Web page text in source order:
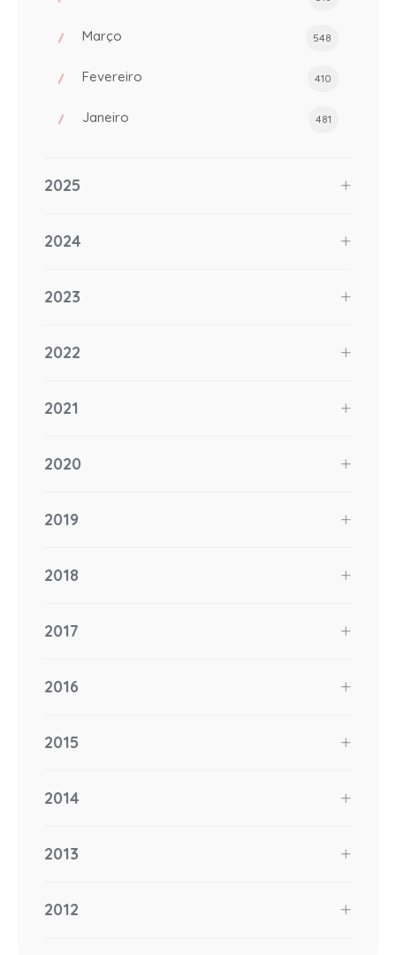
Março 548
Fevereiro 410
Janeiro 481
2025
2024
2023
2022
2021
2020
2019
2018
2017
2016
2015
2014
2013
2012